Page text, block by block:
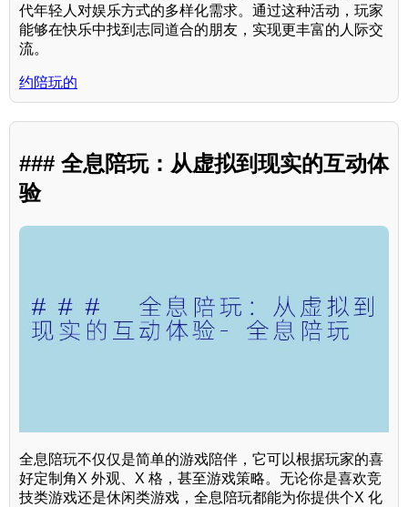
代年轻人对娱乐方式的多样化需求。通过这种活动，玩家
能够在快乐中找到志同道合的朋友，实现更丰富的人际交
流。
约陪玩的
### 全息陪玩：从虚拟到现实的互动体
验
全息陪玩不仅仅是简单的游戏陪伴，它可以根据玩家的喜
好定制角X 外观、X 格，甚至游戏策略。无论你是喜欢竞
技类游戏还是休闲类游戏，全息陪玩都能为你提供个X 化